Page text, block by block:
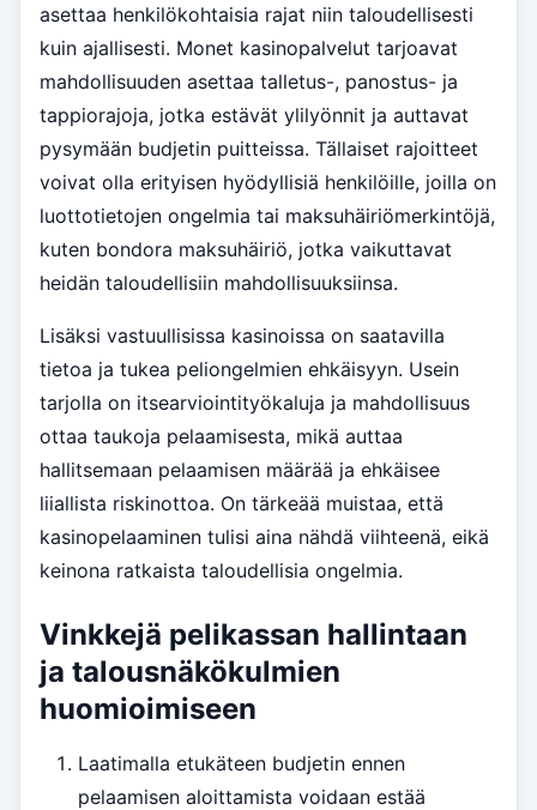
asettaa henkilökohtaisia rajat niin taloudellisesti
kuin ajallisesti. Monet kasinopalvelut tarjoavat
mahdollisuuden asettaa talletus-, panostus- ja
tappiorajoja, jotka estävät ylilyönnit ja auttavat
pysymään budjetin puitteissa. Tällaiset rajoitteet
voivat olla erityisen hyödyllisiä henkilöille, joilla on
luottotietojen ongelmia tai maksuhäiriömerkintöjä,
kuten bondora maksuhäiriö, jotka vaikuttavat
heidän taloudellisiin mahdollisuuksiinsa.
Lisäksi vastuullisissa kasinoissa on saatavilla
tietoa ja tukea peliongelmien ehkäisyyn. Usein
tarjolla on itsearviointityökaluja ja mahdollisuus
ottaa taukoja pelaamisesta, mikä auttaa
hallitsemaan pelaamisen määrää ja ehkäisee
liiallista riskinottoa. On tärkeää muistaa, että
kasinopelaaminen tulisi aina nähdä viihteenä, eikä
keinona ratkaista taloudellisia ongelmia.
Vinkkejä pelikassan hallintaan
ja talousnäkökulmien
huomioimiseen
Laatimalla etukäteen budjetin ennen
pelaamisen aloittamista voidaan estää